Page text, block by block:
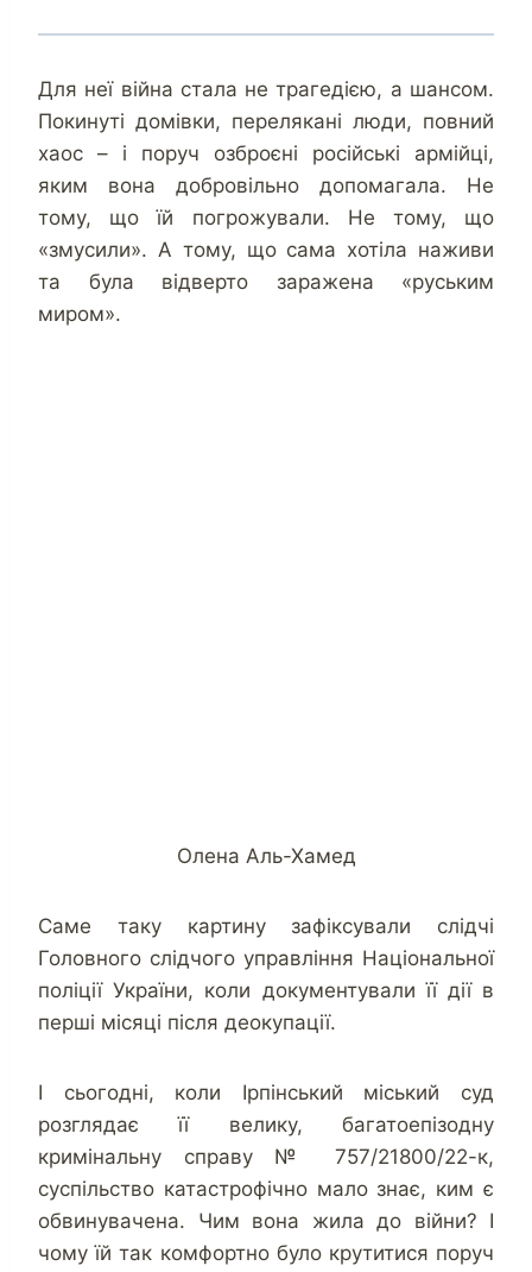
Для неї війна стала не трагедією, а шансом.
Покинуті домівки, перелякані люди, повний
хаос – і поруч озброєні російські армійці,
яким вона добровільно допомагала. Не
тому, що їй погрожували. Не тому, що
«змусили». А тому, що сама хотіла наживи
та була відверто заражена «руським
миром».
Олена Аль-Хамед
Саме таку картину зафіксували слідчі
Головного слідчого управління Національної
поліції України, коли документували її дії в
перші місяці після деокупації.
І сьогодні, коли Ірпінський міський суд
розглядає її велику, багатоепізодну
кримінальну справу № 757/21800/22-к,
суспільство катастрофічно мало знає, ким є
обвинувачена. Чим вона жила до війни? І
чому їй так комфортно було крутитися поруч